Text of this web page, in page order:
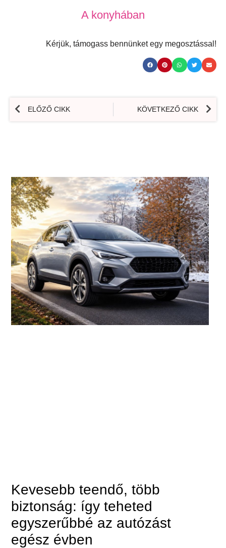
A konyhában
Kérjük, támogass bennünket egy megosztással!
ELŐZŐ CIKK KÖVETKEZŐ CIKK
Kevesebb teendő, több
biztonság: így teheted
egyszerűbbé az autózást
egész évben